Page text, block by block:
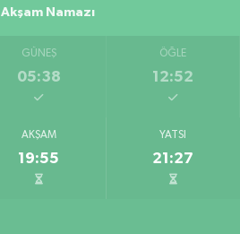
Akşam Namazı
GÜNEŞ
05:38
ÖĞLE
12:52
AKŞAM
19:55
YATSI
21:27